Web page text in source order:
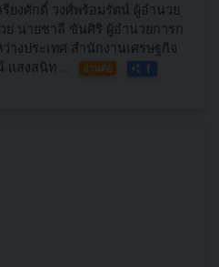
ยงศักดิ์ วงศ์พร้อมรัตน์ ผู้อำนวย
นายชาลี ขันศิริ ผู้อำนวยการก
างประเทศ สำนักงานเศรษฐกิจ
แสงสนิท ...
อ่านต่อ